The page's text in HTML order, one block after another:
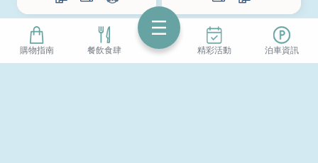
購物指南 餐飲食肆 精彩活動 泊車資訊